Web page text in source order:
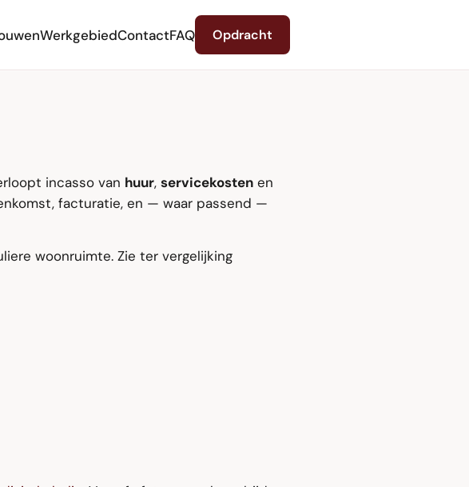
WerkgebiedContactFAQ Opdracht
incasso van huur, servicekosten en
facturatie, en — waar passend —
woonruimte. Zie ter vergelijking